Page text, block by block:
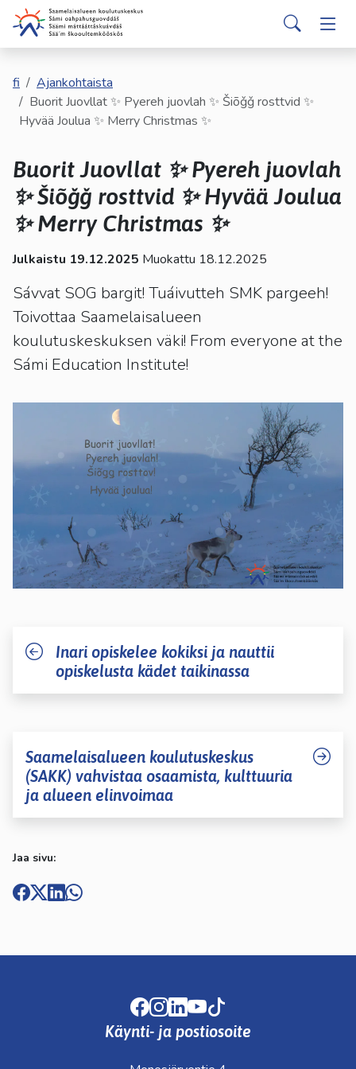
Siirry pääsisältöönenglish
Valitse
oleva
tulos
ylös-
alasnuolilla.
Siirry
valittuun
hakutulokseen
enteriä.
Kosketuslaitteiden
käyttäjät
voivat
käyttää
kosketus-
Hakijalle
Opiskelijalle
Kumppaneille
Palvelut
Tutustu meihin
fi
Ajankohtaista
Buorit Juovllat ✨ Pyereh juovlah ✨ Šiõǧǧ rosttvid ✨
Hyvää Joulua ✨ Merry Christmas ✨
Buorit Juovllat ✨ Pyereh juovlah
✨ Šiõǧǧ rosttvid ✨ Hyvää Joulua
✨ Merry Christmas ✨
Julkaistu 19.12.2025 Muokattu 18.12.2025
Sávvat SOG bargit! Tuáivutteh SMK pargeeh!
Toivottaa Saamelaisalueen
koulutuskeskuksen väki! From everyone at the
Sámi Education Institute!
Inari opiskelee kokiksi ja nauttii
opiskelusta kädet taikinassa
Saamelaisalueen koulutuskeskus
(SAKK) vahvistaa osaamista, kulttuuria
ja alueen elinvoimaa
Jaa sivu:
Facebook
Instagram
LinkedIn
Youtube
Käynti- ja postiosoite